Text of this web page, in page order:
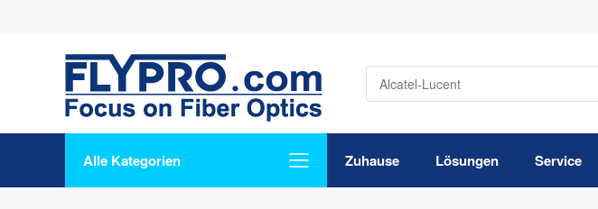
Alle Kategorien Zuhause Lösungen Service